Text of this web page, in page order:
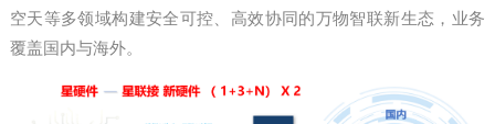
空天等多领域构建安全可控、高效协同的万物智联新生态，业务
覆盖国内与海外。